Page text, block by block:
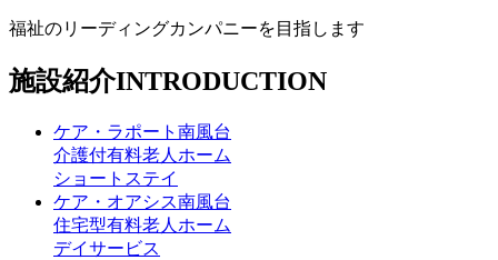
福祉のリーディングカンパニーを目指します
施設紹介INTRODUCTION
ケア・ラポート南風台
介護付有料老人ホーム
ショートステイ
ケア・オアシス南風台
住宅型有料老人ホーム
デイサービス